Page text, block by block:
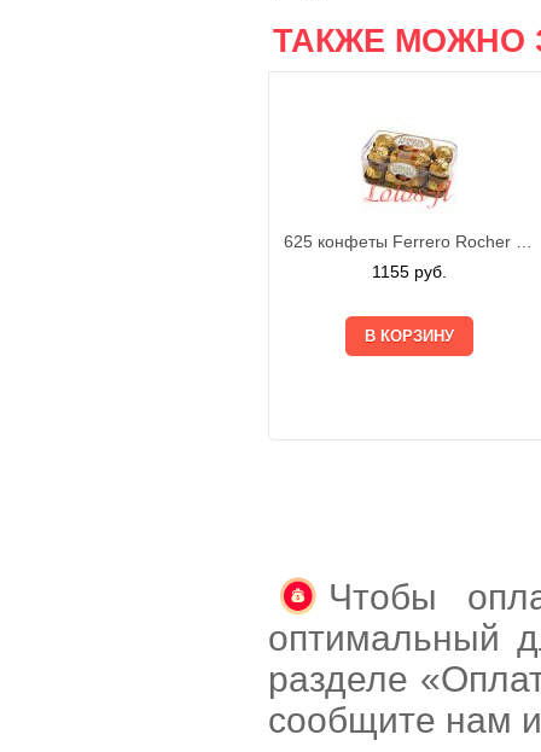
ТАКЖЕ МОЖНО
625 конфеты Ferrero Rocher 200г
1155 руб.
Чтобы
оптимальный
разделе
сообщите нам